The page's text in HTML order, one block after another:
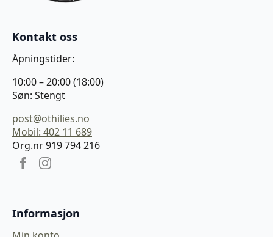
Kontakt oss
Åpningstider:
10:00 – 20:00 (18:00)
Søn: Stengt
post@othilies.no
Mobil: 402 11 689
Org.nr 919 794 216
Informasjon